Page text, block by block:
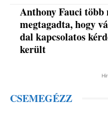
Anthony Fauci
megtagadta, hogy
dal kapcsolatos
került
CSEMEGÉZZ